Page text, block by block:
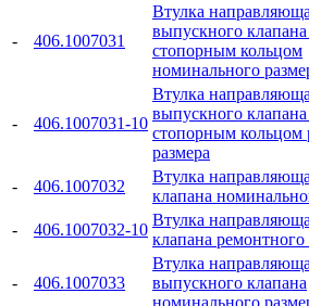
- 406.1007031
Втулка
выпускного клапана
стопорным кольцом
номинального
- 406.1007031-10
Втулка
выпускного клапана
стопорным кольцом
размера
- 406.1007032
Втулка
клапана
-
406.1007032-10
Втулка
клапана ремонтного
- 406.1007033
Втулка
выпускного клапана
номинального